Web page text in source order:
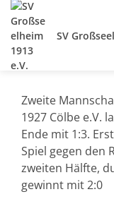
SV
Zweite
1927 Cölbe e.V.
Ende mit 1:3.
Spiel gegen den
zweiten Hälfte,
gewinnt mit 2:0